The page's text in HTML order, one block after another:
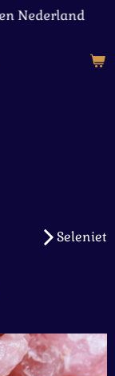
Nederland
Seleniet